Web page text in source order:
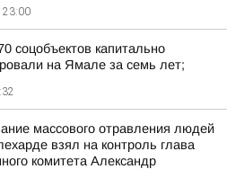
23:00
соцобъектов капитально
на Ямале за семь лет;
массового отравления людей
взял на контроль глава
комитета Александр